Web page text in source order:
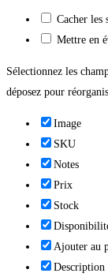
Cacher les
Mettre en
Sélectionnez les
déposez pour
Image
SKU
Notes
Prix
Stock
Ajouter au
Description